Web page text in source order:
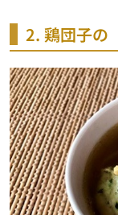
2. 鶏団子の